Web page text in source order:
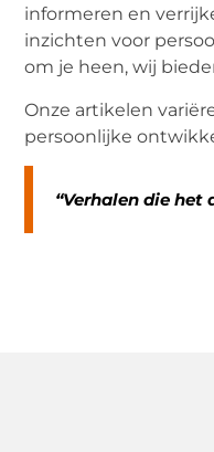
informeren en
inzichten voor
om je heen, wij
Onze artikelen
persoonlijke
“Verhalen die het